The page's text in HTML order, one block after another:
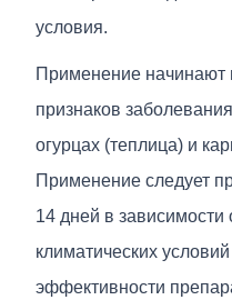
условия.
Применение начинают
признаков
огурцах (теплица) и
Применение следует
14 дней в зависимости
климатических
эффективности